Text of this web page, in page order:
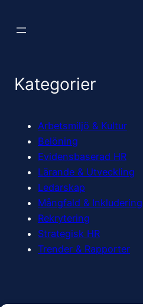
Kategorier
Arbetsmiljö & Kultur
Belöning
Evidensbaserad HR
Lärande & Utveckling
Ledarskap
Mångfald & Inkludering
Rekrytering
Strategisk HR
Trender & Rapporter